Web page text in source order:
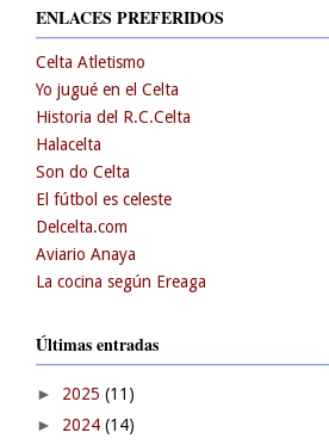
ENLACES PREFERIDOS
Celta Atletismo
Yo jugué en el Celta
Historia del R.C.Celta
Halacelta
Son do Celta
El fútbol es celeste
Delcelta.com
Aviario Anaya
La cocina según Ereaga
Últimas entradas
► 2025 (11)
► 2024 (14)